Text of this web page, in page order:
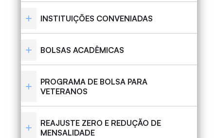
INSTITUIÇÕES CONVENIADAS
BOLSAS ACADÊMICAS
PROGRAMA DE BOLSA PARA
VETERANOS
REAJUSTE ZERO E REDUÇÃO DE
MENSALIDADE